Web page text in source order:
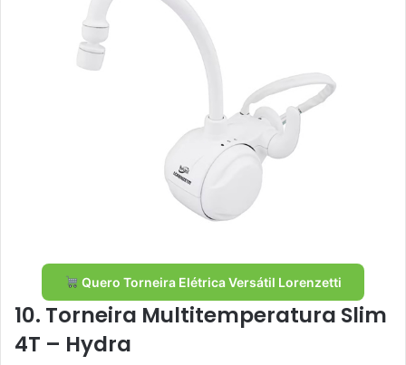
Quero Torneira Elétrica Versátil Lorenzetti
10. Torneira Multitemperatura Slim
4T – Hydra